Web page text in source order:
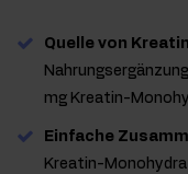
Quelle von Kreatin
mg Kreatin-
Einfache
Kreatin-